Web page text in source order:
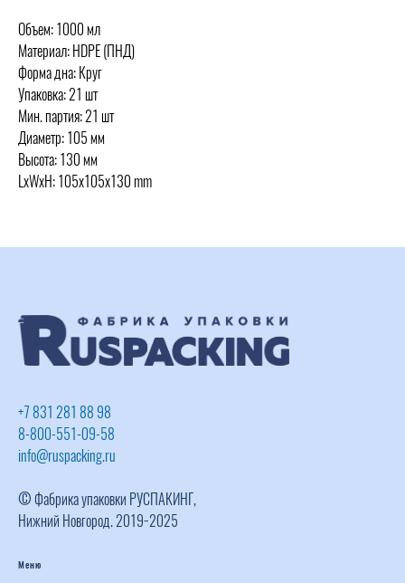
Объем: 1000 мл
Материал: HDPE (ПНД)
Форма дна: Круг
Упаковка: 21 шт
Мин. партия: 21 шт
Диаметр: 105 мм
Высота: 130 мм
LxWxH: 105x105x130 mm
+7 831 281 88 98
8-800-551-09-58
info@ruspacking.ru
© Фабрика упаковки РУСПАКИНГ,
Нижний Новгород. 2019−2025
Меню